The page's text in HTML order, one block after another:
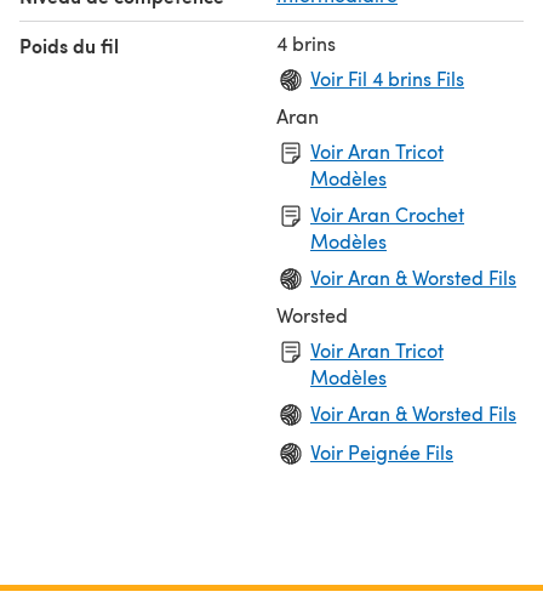
Poids du fil
4 brins
Voir Fil 4 brins Fils
Aran
Voir Aran Tricot
Modèles
Voir Aran Crochet
Modèles
Voir Aran & Worsted Fils
Worsted
Voir Aran Tricot
Modèles
Voir Aran & Worsted Fils
Voir Peignée Fils